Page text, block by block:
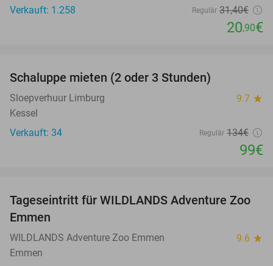
Verkauft: 1.258
Regulär 31,40€
20,90€
Schaluppe mieten (2 oder 3 Stunden)
Sloepverhuur Limburg 9.7 star
Kessel
Verkauft: 34
Regulär 134€
99€
24%
Tageseintritt für WILDLANDS Adventure Zoo
Emmen
WILDLANDS Adventure Zoo Emmen 9.6 star
Emmen